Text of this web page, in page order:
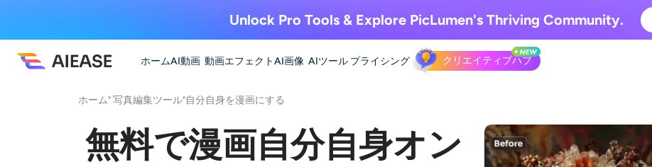
Unlock Pro Tools & ExplorePicLumen's Thriving Community.
ホームAI動画 動画エフェクトAI画像 AIツール プライシング クリエイティブハブ
ホーム"写真編集ツール"自分自身を漫画にする
無料で漫画自分自身オン